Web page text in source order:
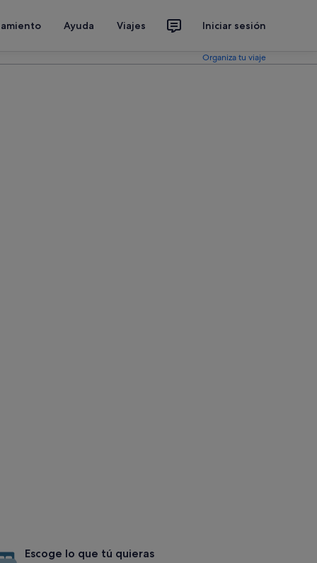
Ayuda Viajes Iniciar sesión
Organiza tu viaje
Escoge lo que tú quieras